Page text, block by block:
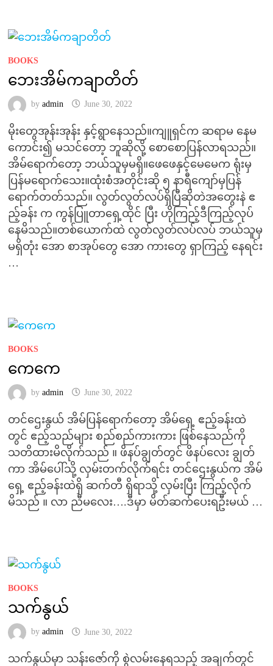
BOOKS
ဘေးအိမ်ကချာတိတ်
by admin June 30, 2022
မိုးတွေအုန်းအုန်း နှင့်ရွာနေသည်။ကျူရှင်က ဆရာမ နေမ
ကောင်း၍ မသင်တော့ ဘူဆိုလို့ စောစောပြန်လာရသည်။
အိမ်ရောက်တော့ ဘယ်သူမှမရှိ။ဖေဖေနှင့်မေမေက ရုံးမှ
ပြန်မရောက်သေး။ထုံးစံအတိုင်းဆို ၅ နာရီကျော်မှပြန်
ရောက်တတ်သည်။ လွတ်လွတ်လပ်ရှိပြီဆိုတဲအတွေးနဲ ဧ
ည့်ခန်း က ကွန်ပြူတာရှေ့ထိုင် ပြီး ဟိုကြည့်ဒီကြည့်လုပ်
နေမိသည်။တစ်ယောက်ထဲ လွတ်လွတ်လပ်လပ် ဘယ်သူမှ
မရှိတုံး အော စာအုပ်တွေ အော ကားတွေ ရှာကြည့် နေရင်း
…
BOOKS
ကေကေ
by admin June 30, 2022
တင်ဌေးနွယ် အိမ်ပြန်ရောက်တော့ အိမ်ရှေ့ ဧည့်ခန်းထဲ
တွင် ဧည့်သည်များ စည်စည်ကားကား ဖြစ်နေသည်ကို
သတိထားမိလိုက်သည် ။ ဖိနပ်ချွတ်တွင် ဖိနပ်လေး ချွတ်
ကာ အိမ်ပေါ်သို့ လှမ်းတက်လိုက်ရင်း တင်ဌေးနွယ်က အိမ်
ရှေ့ ဧည့်ခန်းထဲရှိ ဆက်တီ ရှိရာသို့ လှမ်းပြီး ကြည့်လိုက်
မိသည် ။ လာ ညီမလေး….ဒီမှာ မိတ်ဆက်ပေးရဦးမယ် …
BOOKS
သက်နွယ်
by admin June 30, 2022
သက်နွယ်မှာ သန်းဇော်ကို စွဲလမ်းနေရသည့် အချက်တွင်